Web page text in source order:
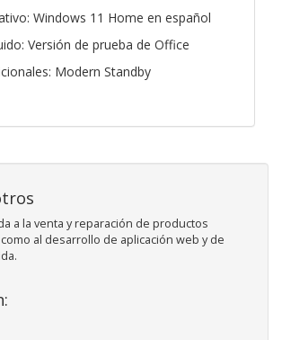
Windows 11 Home en español
Versión de prueba de Office
Modern Standby
a la venta y reparación de productos
al desarrollo de aplicación web y de